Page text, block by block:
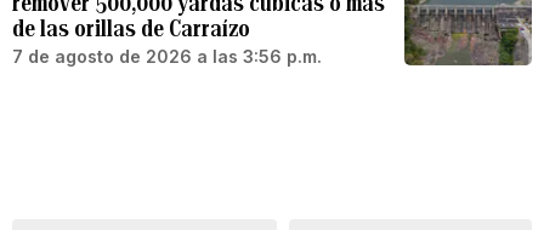
de las orillas de Carraízo
7 de agosto de 2026 a las 3:56 p.m.